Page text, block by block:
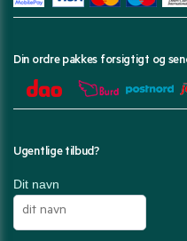
Din ordre pakkes forsigtigt og
Ugentlige tilbud?
Dit navn